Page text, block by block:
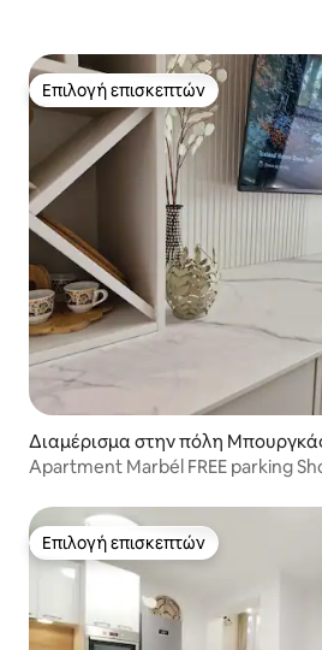
Επιλογή επισκεπτών
Επιλογή επισκεπτών
Διαμέρισμα στην πόλη
Apartment Marbél FREE parking
Επιλογή επισκεπτών
Επιλογή επισκεπτών